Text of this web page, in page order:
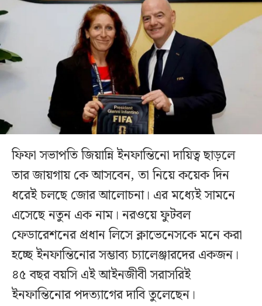
ফিফা সভাপতি জিয়ান্নি ইনফান্তিনো দায়িত্ব ছাড়লে
তার জায়গায় কে আসবেন, তা নিয়ে কয়েক দিন
ধরেই চলছে জোর আলোচনা। এর মধ্যেই সামনে
এসেছে নতুন এক নাম। নরওয়ে ফুটবল
ফেডারেশনের প্রধান লিসে ক্লাভেনেসকে মনে করা
হচ্ছে ইনফান্তিনোর সম্ভাব্য চ্যালেঞ্জারদের একজন।
৪৫ বছর বয়সি এই আইনজীবী সরাসরিই
ইনফান্তিনোর পদত্যাগের দাবি তুলেছেন।